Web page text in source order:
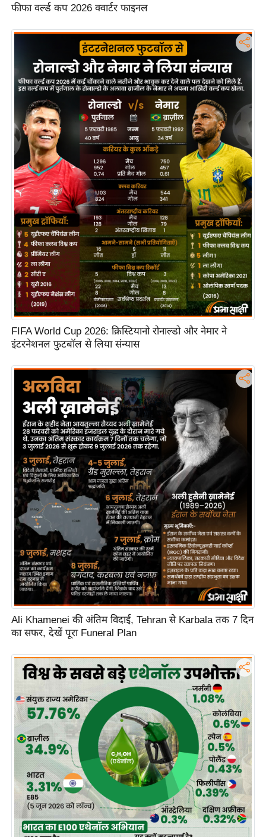
फीफा वर्ल्ड कप 2026 क्वार्टर फाइनल
FIFA World Cup 2026: क्रिस्टियानो रोनाल्डो और नेमार ने
इंटरनेशनल फुटबॉल से लिया संन्यास
Ali Khamenei की अंतिम विदाई, Tehran से Karbala तक 7 दिन
का सफर, देखें पूरा Funeral Plan